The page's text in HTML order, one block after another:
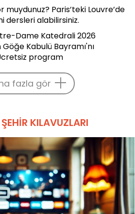
muydunuz? Paris’teki Louvre’de
dersleri alabilirsiniz.
Dame Katedrali 2026
Kabulü Bayramı'nı
program
fazla gör
KILAVUZLARI